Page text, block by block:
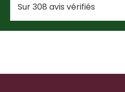
Sur 308 avis vérifiés